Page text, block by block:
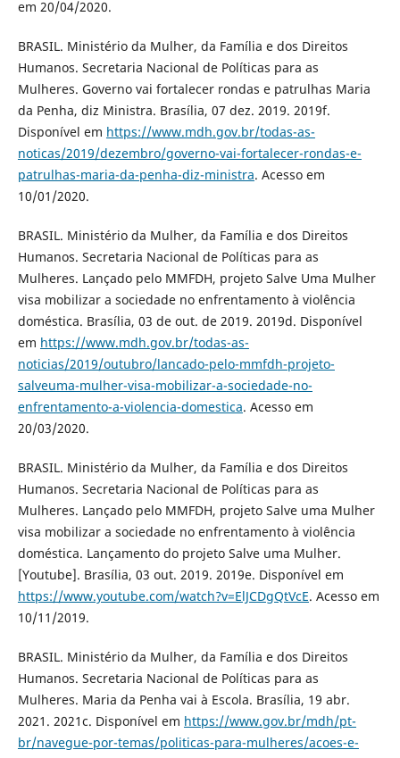
em 20/04/2020.
BRASIL. Ministério da Mulher, da Família e dos Direitos
Humanos. Secretaria Nacional de Políticas para as
Mulheres. Governo vai fortalecer rondas e patrulhas Maria
da Penha, diz Ministra. Brasília, 07 dez. 2019. 2019f.
Disponível em https://www.mdh.gov.br/todas-as-
noticas/2019/dezembro/governo-vai-fortalecer-rondas-e-
patrulhas-maria-da-penha-diz-ministra. Acesso em
10/01/2020.
BRASIL. Ministério da Mulher, da Família e dos Direitos
Humanos. Secretaria Nacional de Políticas para as
Mulheres. Lançado pelo MMFDH, projeto Salve Uma Mulher
visa mobilizar a sociedade no enfrentamento à violência
doméstica. Brasília, 03 de out. de 2019. 2019d. Disponível
em https://www.mdh.gov.br/todas-as-
noticias/2019/outubro/lancado-pelo-mmfdh-projeto-
salveuma-mulher-visa-mobilizar-a-sociedade-no-
enfrentamento-a-violencia-domestica. Acesso em
20/03/2020.
BRASIL. Ministério da Mulher, da Família e dos Direitos
Humanos. Secretaria Nacional de Políticas para as
Mulheres. Lançado pelo MMFDH, projeto Salve uma Mulher
visa mobilizar a sociedade no enfrentamento à violência
doméstica. Lançamento do projeto Salve uma Mulher.
[Youtube]. Brasília, 03 out. 2019. 2019e. Disponível em
https://www.youtube.com/watch?v=ElJCDgQtVcE. Acesso em
10/11/2019.
BRASIL. Ministério da Mulher, da Família e dos Direitos
Humanos. Secretaria Nacional de Políticas para as
Mulheres. Maria da Penha vai à Escola. Brasília, 19 abr.
2021. 2021c. Disponível em https://www.gov.br/mdh/pt-
br/navegue-por-temas/politicas-para-mulheres/acoes-e-